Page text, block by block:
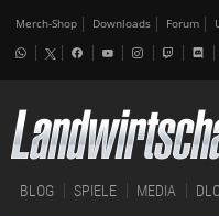
Merch-Shop Downloads Forum
BLOG SPIELE MEDIA DLC